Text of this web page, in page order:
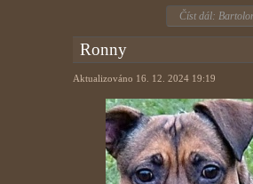
Číst dál:
Ronny
Aktualizováno 16. 12. 2024 19:19